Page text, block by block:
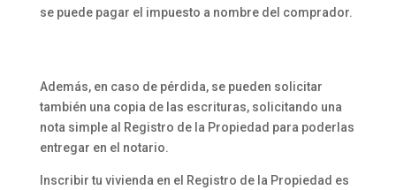
se puede pagar el impuesto a nombre del comprador.
Además, en caso de pérdida, se pueden solicitar
también una copia de las escrituras, solicitando una
nota simple al Registro de la Propiedad para poderlas
entregar en el notario.
Inscribir tu vivienda en el Registro de la Propiedad es